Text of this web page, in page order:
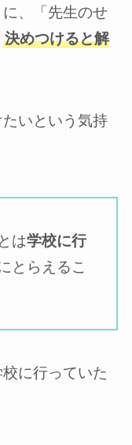
、「先生のせ
決めつけると解
いという気持
は学校に行
とらえるこ
に行っていた